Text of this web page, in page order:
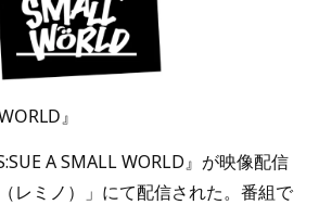
』
A SMALL WORLD』が映像配信
レミノ）」にて配信された。番組で